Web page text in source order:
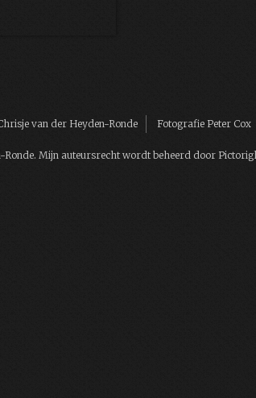
van der Heyden-Ronde Fotografie Peter Cox
Mijn auteursrecht wordt beheerd door